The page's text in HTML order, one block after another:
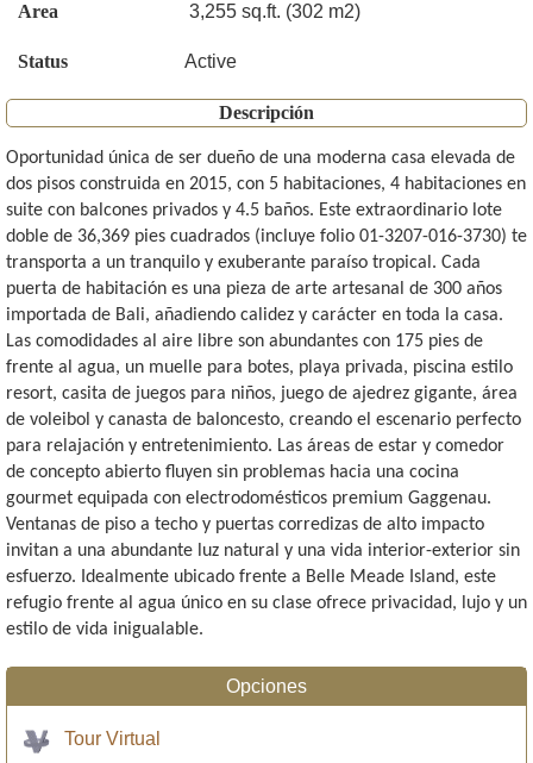
Area 3,255 sq.ft. (302 m2)
Status Active
Descripción
Oportunidad única de ser dueño de una moderna casa elevada de
dos pisos construida en 2015, con 5 habitaciones, 4 habitaciones en
suite con balcones privados y 4.5 baños. Este extraordinario lote
doble de 36,369 pies cuadrados (incluye folio 01-3207-016-3730) te
transporta a un tranquilo y exuberante paraíso tropical. Cada
puerta de habitación es una pieza de arte artesanal de 300 años
importada de Bali, añadiendo calidez y carácter en toda la casa.
Las comodidades al aire libre son abundantes con 175 pies de
frente al agua, un muelle para botes, playa privada, piscina estilo
resort, casita de juegos para niños, juego de ajedrez gigante, área
de voleibol y canasta de baloncesto, creando el escenario perfecto
para relajación y entretenimiento. Las áreas de estar y comedor
de concepto abierto fluyen sin problemas hacia una cocina
gourmet equipada con electrodomésticos premium Gaggenau.
Ventanas de piso a techo y puertas corredizas de alto impacto
invitan a una abundante luz natural y una vida interior-exterior sin
esfuerzo. Idealmente ubicado frente a Belle Meade Island, este
refugio frente al agua único en su clase ofrece privacidad, lujo y un
estilo de vida inigualable.
Opciones
Tour Virtual